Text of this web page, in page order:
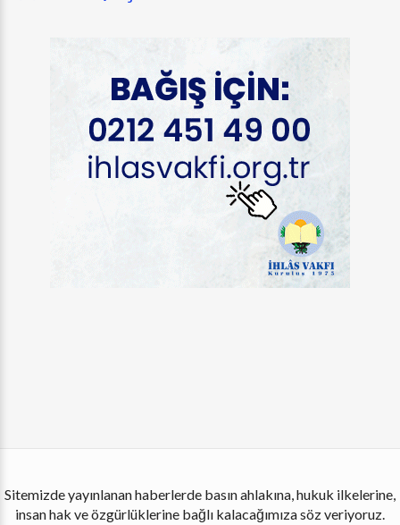
Sitemizde yayınlanan haberlerde basın ahlakına, hukuk ilkelerine,
insan hak ve özgürlüklerine bağlı kalacağımıza söz veriyoruz.